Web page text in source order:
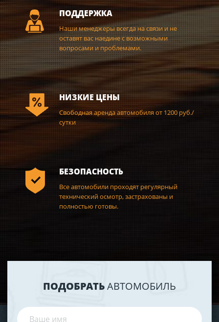
ПОДДЕРЖКА
Наши менеджеры всегда на связи и не
оставят вас наедине с возможными
вопросами и проблемами.
НИЗКИЕ ЦЕНЫ
Свободная аренда автомобиля от 1200 руб./
сутки
БЕЗОПАСНОСТЬ
Все автомобили проходят регулярный
технический осмотр, застрахованы и
полностью готовы.
ПОДОБРАТЬАВТОМОБИЛЬ